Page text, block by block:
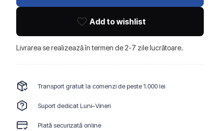
L70103
pânzată
Livrarea se realizează în termen de 2-7 zile lucrătoare.
Add to wishlist
Transport gratuit la comenzi de peste 1.000 lei
Suport dedicat Luni–Vineri
Plată securizată online